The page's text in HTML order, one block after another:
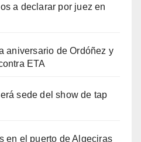
a declarar por juez en
aniversario de Ordóñez y
ETA
sede del show de tap
en el puerto de Algeciras